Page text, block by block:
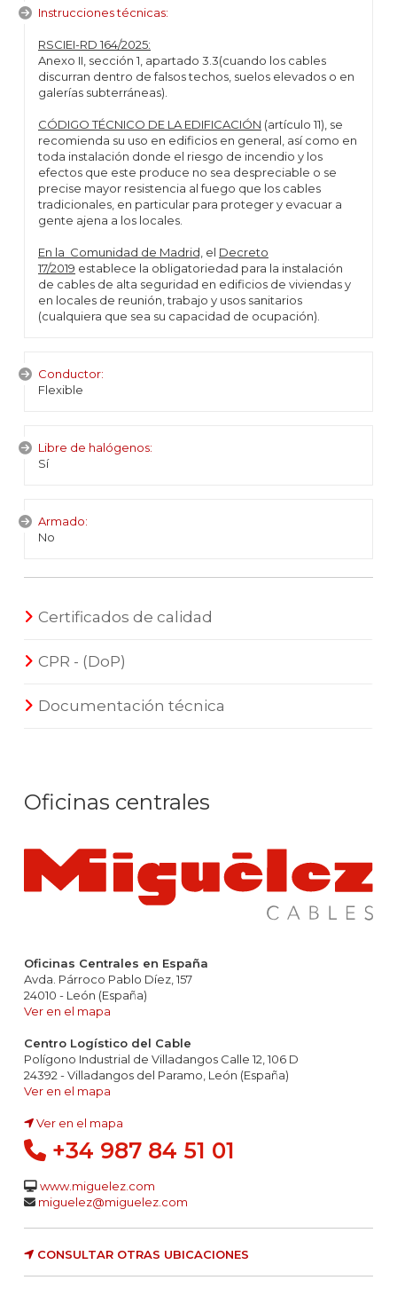
Instrucciones técnicas:
RSCIEI-RD 164/2025:
Anexo II, sección 1, apartado 3.3(cuando los cables
discurran dentro de falsos techos, suelos elevados o en
galerías subterráneas).
CÓDIGO TÉCNICO DE LA EDIFICACIÓN (artículo 11), se
recomienda su uso en edificios en general, así como en
toda instalación donde el riesgo de incendio y los
efectos que este produce no sea despreciable o se
precise mayor resistencia al fuego que los cables
tradicionales, en particular para proteger y evacuar a
gente ajena a los locales.
En la Comunidad de Madrid, el Decreto
17/2019 establece la obligatoriedad para la instalación
de cables de alta seguridad en edificios de viviendas y
en locales de reunión, trabajo y usos sanitarios
(cualquiera que sea su capacidad de ocupación).
Conductor:
Flexible
Libre de halógenos:
Sí
Armado:
No
Certificados de calidad
CPR - (DoP)
Documentación técnica
Oficinas centrales
Oficinas Centrales en España
Avda. Párroco Pablo Díez, 157
24010 - León (España)
Ver en el mapa
Centro Logístico del Cable
Polígono Industrial de Villadangos Calle 12, 106 D
24392 - Villadangos del Paramo, León (España)
Ver en el mapa
Ver en el mapa
+34 987 84 51 01
www.miguelez.com
miguelez@miguelez.com
CONSULTAR OTRAS UBICACIONES